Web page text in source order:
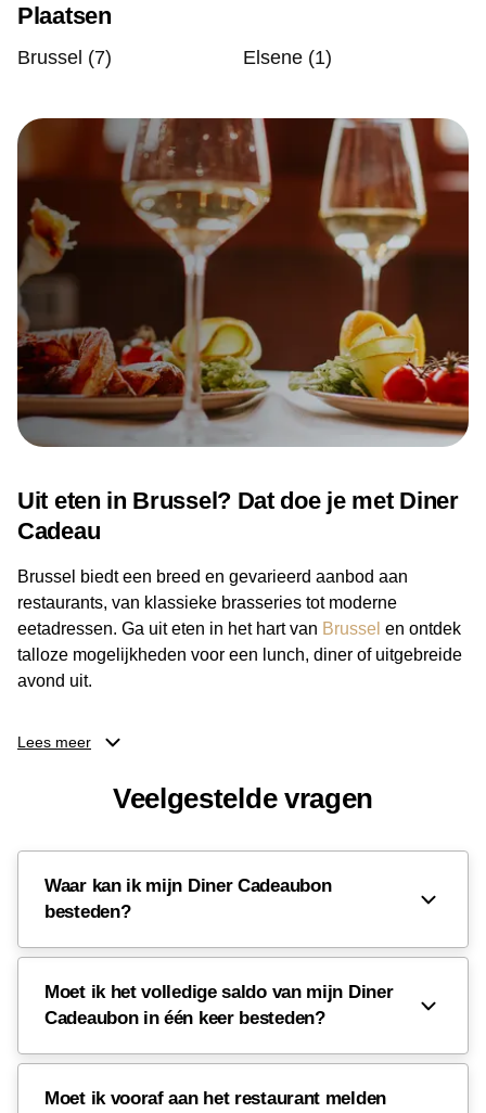
Plaatsen
Brussel (7) Elsene (1)
Uit eten in Brussel? Dat doe je met Diner
Cadeau
Brussel biedt een breed en gevarieerd aanbod aan
restaurants, van klassieke brasseries tot moderne
eetadressen. Ga uit eten in het hart van Brussel en ontdek
talloze mogelijkheden voor een lunch, diner of uitgebreide
avond uit.
Met de Diner Cadeaubon heb je de vrijheid om te kiezen
Benieuwd waar je deze bon precies kunt verzilveren? In
het volledige gewest vind je diverse aangesloten zaken,
doen? Bestel dan deDiner Cadeaubonen ontdek de
beste adresjes in Brussel!
Waarom de Diner Cadeaubon in Brussel?
Geldig bij een groot aantal kwaliteitsrestaurants in
Ruime keuze uit internationale en Belgische keukens
Het ideale geschenk voor elke fijnproever
Lees meer
Veelgestelde vragen
Waar kan ik mijn Diner Cadeaubon
besteden?
Moet ik het volledige saldo van mijn Diner
Cadeaubon in één keer besteden?
Moet ik vooraf aan het restaurant melden